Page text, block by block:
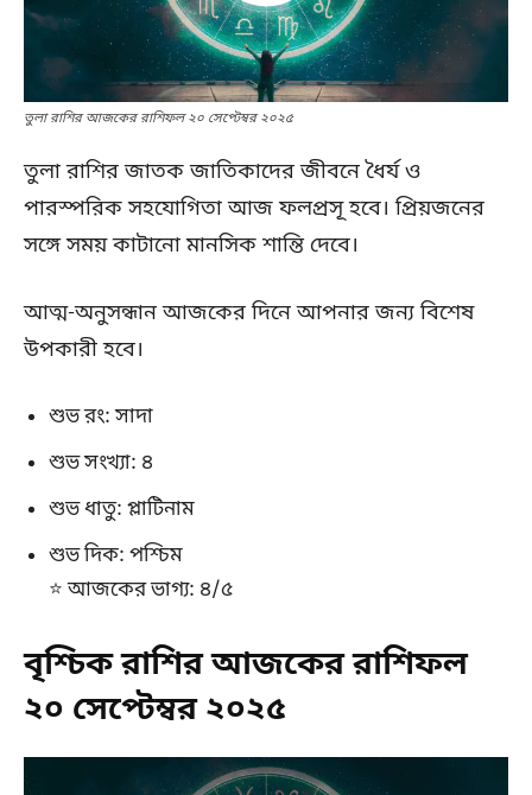
তুলা রাশির আজকের রাশিফল ২০ সেপ্টেম্বর ২০২৫
তুলা রাশির জাতক জাতিকাদের জীবনে ধৈর্য ও
পারস্পরিক সহযোগিতা আজ ফলপ্রসূ হবে। প্রিয়জনের
সঙ্গে সময় কাটানো মানসিক শান্তি দেবে।
আত্ম-অনুসন্ধান আজকের দিনে আপনার জন্য বিশেষ
উপকারী হবে।
শুভ রং: সাদা
শুভ সংখ্যা: ৪
শুভ ধাতু: প্লাটিনাম
শুভ দিক: পশ্চিম
⭐ আজকের ভাগ্য: ৪/৫
বৃশ্চিক রাশির আজকের রাশিফল
২০ সেপ্টেম্বর ২০২৫